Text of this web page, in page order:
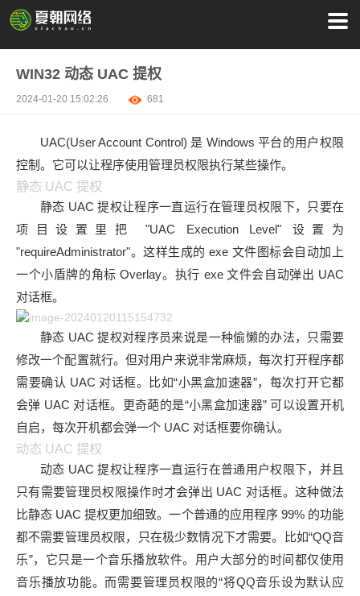
WIN32 动态 UAC 提权
2024-01-20 15:02:26 681
UAC(User Account Control) 是 Windows 平台的用户权限
控制。它可以让程序使用管理员权限执行某些操作。
静态 UAC 提权
静态 UAC 提权让程序一直运行在管理员权限下，只要在
项目设置里把 "UAC Execution Level" 设置为
"requireAdministrator"。这样生成的 exe 文件图标会自动加上
一个小盾牌的角标 Overlay。执行 exe 文件会自动弹出 UAC
对话框。
静态 UAC 提权对程序员来说是一种偷懒的办法，只需要
修改一个配置就行。但对用户来说非常麻烦，每次打开程序都
需要确认 UAC 对话框。比如“小黑盒加速器”，每次打开它都
会弹 UAC 对话框。更奇葩的是“小黑盒加速器” 可以设置开机
自启，每次开机都会弹一个 UAC 对话框要你确认。
动态 UAC 提权
动态 UAC 提权让程序一直运行在普通用户权限下，并且
只有需要管理员权限操作时才会弹出 UAC 对话框。这种做法
比静态 UAC 提权更加细致。一个普通的应用程序 99% 的功能
都不需要管理员权限，只在极少数情况下才需要。比如“QQ音
乐”，它只是一个音乐播放软件。用户大部分的时间都仅使用
音乐播放功能。而需要管理员权限的“将QQ音乐设为默认应